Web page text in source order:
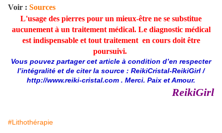
Voir : Sources
L'usage des pierres pour un mieux-être ne se substitue
aucunement à un traitement médical. Le diagnostic médical
est indispensable et tout traitement en cours doit être
poursuivi.
Vous pouvez partager cet article à condition d’en respecter
l’intégralité et de citer la source : ReikiCristal-ReikiGirl /
http://www.reiki-cristal.com . Merci. Paix et Amour.
ReikiGirl
#Lithothérapie